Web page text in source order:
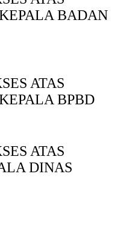
BADAN
ATAS
BPBD
ATAS
DINAS